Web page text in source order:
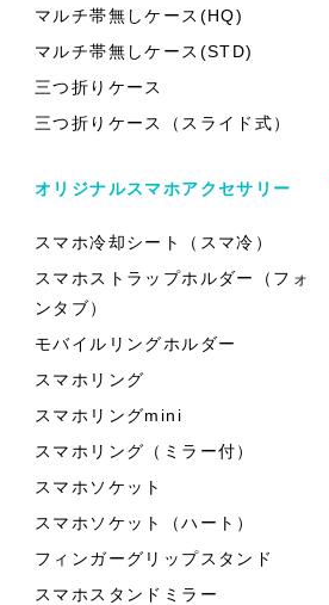
マルチ帯無しケース(HQ)
マルチ帯無しケース(STD)
三つ折りケース
三つ折りケース（スライド式）
オリジナルスマホアクセサリー
スマホ冷却シート（スマ冷）
スマホストラップホルダー（フォ
ンタブ）
モバイルリングホルダー
スマホリング
スマホリングmini
スマホリング（ミラー付）
スマホソケット
スマホソケット（ハート）
フィンガーグリップスタンド
スマホスタンドミラー